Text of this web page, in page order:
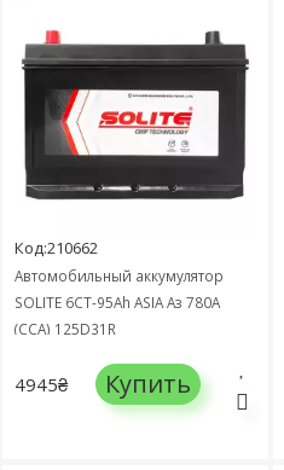
Код:210662
Автомобильный аккумулятор
SOLITE 6СТ-95Ah ASIA Аз 780А
(CCA) 125D31R
4945₴ Купить